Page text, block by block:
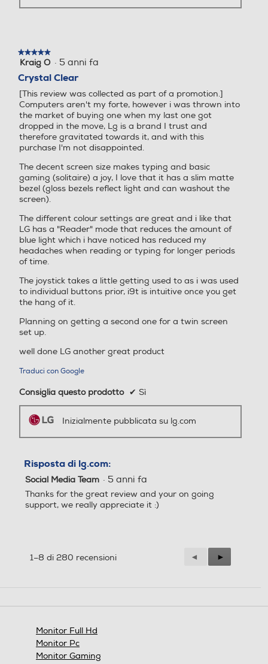
*Angolo d’inclinazione: -5~20°
Vedi tutte le porte
HDMI1.4
Spec
Spec
*Le immagini sono simulate per migliorare la
dall’uso effettivo.
Contenuto della
Larghezza-mm
Profondità-mm
200
Profondità-mm
Peso-Kg
2,75
★★★★★
★★★★★
5
5
stelle.
Kraig O · 5 anni fa
Crystal Clear
[This review was collected as part of a promotion.]
Computers aren't my forte, however i was thrown into
the market of buying one when my last one got
dropped in the move, Lg is a brand I trust and
therefore gravitated towards it, and with this
purchase I'm not disappointed.
The decent screen size makes typing and basic
gaming (solitaire) a joy, I love that it has a slim matte
bezel (gloss bezels reflect light and can washout the
screen).
The different colour settings are great and i like that
LG has a "Reader" mode that reduces the amount of
blue light which i have noticed has reduced my
headaches when reading or typing for longer periods
of time.
The joystick takes a little getting used to as i was used
to individual buttons prior, i9t is intuitive once you get
the hang of it.
Planning on getting a second one for a twin screen
set up.
well done LG another great product
Traduci con Google
Consiglia questo prodotto ✔ Sì
Inizialmente pubblicata su lg.com
Risposta di lg.com:
Social Media Team · 5 anni fa
Thanks for the great review and your on going
support, we really appreciate it :)
1–8 di 280 recensioni
Precedente
Reviews
◄
Successiva
Reviews
►
Monitor Full Hd
Monitor Pc
Monitor Gaming